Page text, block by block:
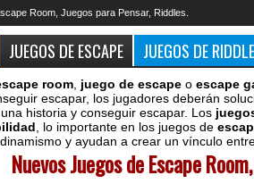
Room, Juegos para Pensar, Riddles.
JUEGOS DE ESCAPE JUEGOS DE
room juego de escape o escape
escapar, los jugadores deberán
historia y conseguir escapar. Los
, lo importante en los juegos de
y ayudan a crear un vínculo
Nuevos Juegos de Escape